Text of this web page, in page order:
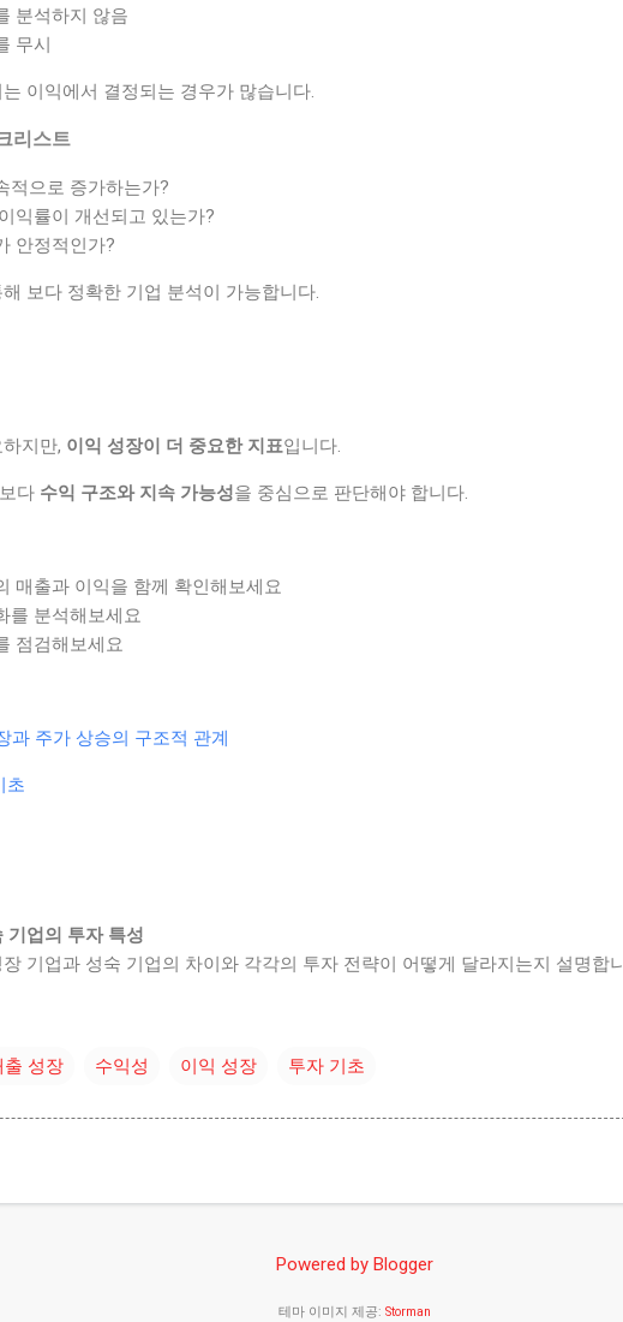
분석하지 않음
무시
이익에서 결정되는 경우가 많습니다.
리스트
적으로 증가하는가?
익률이 개선되고 있는가?
안정적인가?
보다 정확한 기업 분석이 가능합니다.
지만, 이익 성장이 더 중요한 지표입니다.
다 수익 구조와 지속 가능성을 중심으로 판단해야 합니다.
매출과 이익을 함께 확인해보세요
를 분석해보세요
점검해보세요
과 주가 상승의 구조적 관계
초
기업의 투자 특성
기업과 성숙 기업의 차이와 각각의 투자 전략이 어떻게 달라지는지 설명합
출 성장 수익성 이익 성장 투자 기초
Powered by Blogger
테마 이미지 제공: Storman